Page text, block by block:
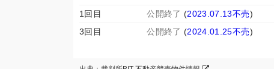
1回目 公開終了 (2023.07.13不売)
3回目
公開終了 (2024.01.25不売)